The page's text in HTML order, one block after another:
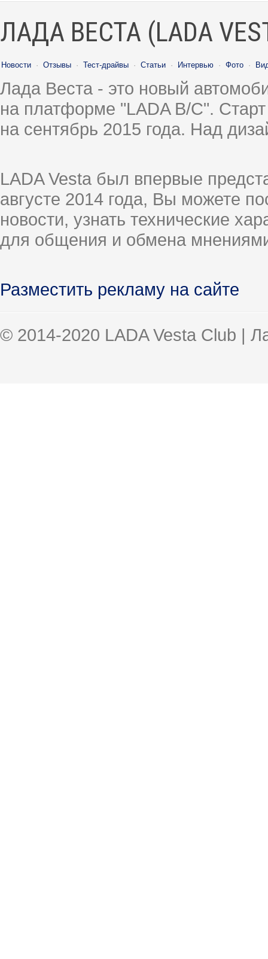
ЛАДА ВЕСТА (LADA
Новости · Отзывы · Тест-драйвы · Статьи · Интервью · Фото ·
Лада Веста - это новый
на платформе "LADA B/C".
на сентябрь 2015 года. Над
LADA Vesta был впервые
августе 2014 года, Вы можете
новости, узнать технические
для общения и обмена
Разместить рекламу на сайте
© 2014-2020 LADA Vesta Club |